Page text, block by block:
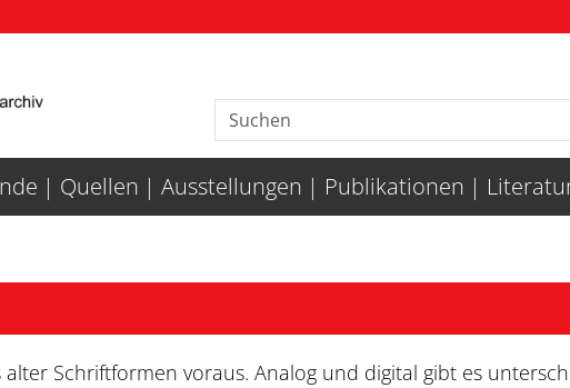
Quellen Ausstellungen Publikationen
Schriftformen voraus. Analog und digital gibt es